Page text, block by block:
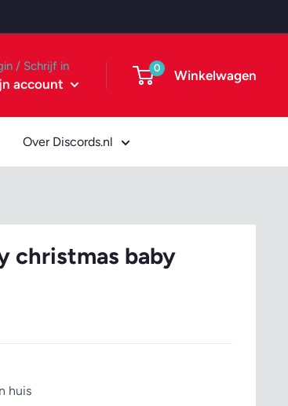
/ Schrijf in
account
0 Winkelwagen
Over Discords.nl
christmas baby
huis